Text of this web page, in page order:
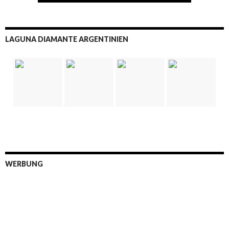
LAGUNA DIAMANTE ARGENTINIEN
WERBUNG